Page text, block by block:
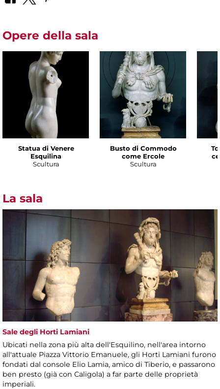
Opere della sala
Statua di Venere
Esquilina
Scultura
Busto di Commodo
come Ercole
Scultura
La sala
Sale degli Horti Lamiani
Ubicati nella zona più alta dell'Esquilino, nell'area intorno
all'attuale Piazza Vittorio Emanuele, gli Horti Lamiani furono
fondati dal console Elio Lamia, amico di Tiberio, e passarono
ben presto (già con Caligola) a far parte delle proprietà
imperiali.